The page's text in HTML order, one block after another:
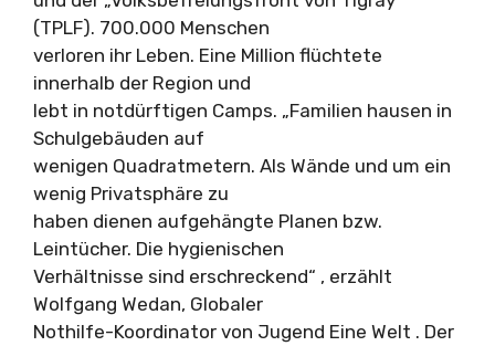
(TPLF). 700.000 Menschen
verloren ihr Leben. Eine Million flüchtete
innerhalb der Region und
lebt in notdürftigen Camps. „Familien hausen in
Schulgebäuden auf
wenigen Quadratmetern. Als Wände und um ein
wenig Privatsphäre zu
haben dienen aufgehängte Planen bzw.
Leintücher. Die hygienischen
Verhältnisse sind erschreckend“ , erzählt
Wolfgang Wedan, Globaler
Nothilfe-Koordinator von Jugend Eine Welt . Der